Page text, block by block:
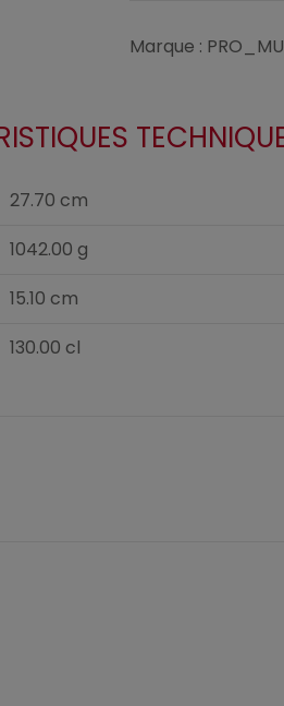
Marque :
27.70 cm
1042.00 g
15.10 cm
130.00 cl